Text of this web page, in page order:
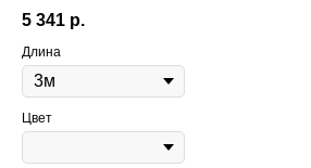
5 341 р.
Длина
Цвет